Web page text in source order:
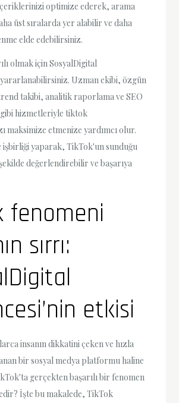
optimize ederek, arama
üst sıralarda yer alabilir ve daha
elde edebilirsiniz.
olmak için SosyalDigital
Uzman ekibi, özgün
takibi, analitik raporlama ve SEO
hizmetleriyle tiktok
maksimize etmenize yardımcı olur.
işbirliği yaparak, TikTok'un sunduğu
değerlendirebilir ve başarıya
fenomeni
sırrı:
etkisi
insanın dikkatini çeken ve hızla
bir sosyal medya platformu haline
gerçekten başarılı bir fenomen
İşte bu makalede, TikTok